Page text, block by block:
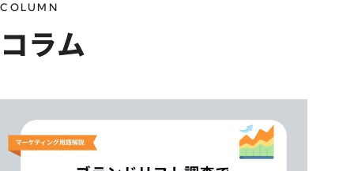
COLUMN
コラム